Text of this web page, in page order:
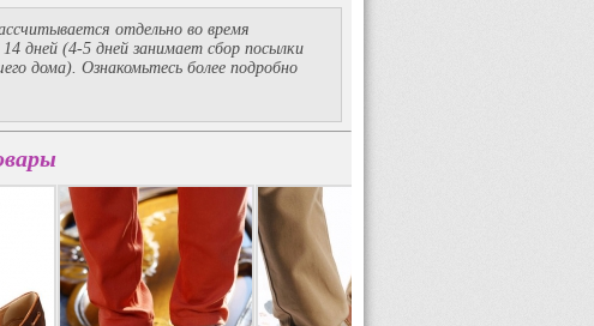
отдельно во время
дней (4-5 дней занимает сбор посылки
дома). Ознакомьтесь более подробно